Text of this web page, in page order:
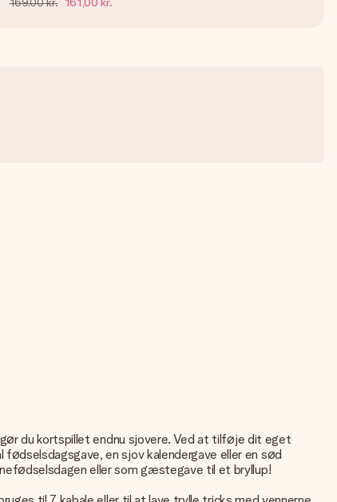
du kortspillet endnu sjovere. Ved at tilføje dit eget
en sjov kalendergave eller en sød
eller som gæstegave til et bryllup!